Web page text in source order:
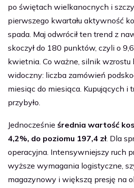
po świętach wielkanocnych i
pierwszego kwartału aktywność
spada. Maj odwrócił ten trend z
skoczył do 180 punktów, czyli o
kwietnia. Co ważne, silnik wzrostu
widoczny: liczba zamówień
miesiąc do miesiąca. Kupujących i
przybyło.
Jednocześnie średnia wartość
4,2%, do poziomu 197,4 zł. Dla
operacyjna. Intensywniejszy ruch
wyższe wymagania logistyczne,
magazynowy i większą presję na